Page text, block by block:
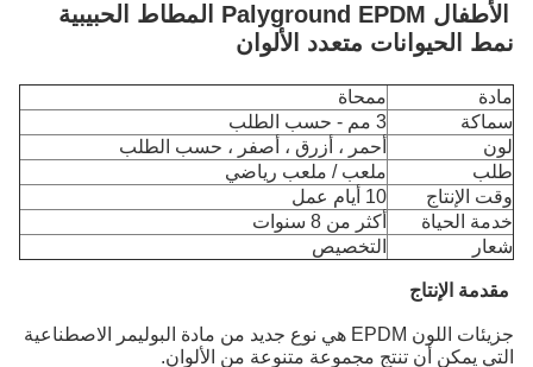
الأطفال Palyground EPDM المطاط الحبيبية
نمط الحيوانات متعدد الألوان
مادة
ممحاة
سماكة
3 مم - حسب الطلب
لون
أحمر ، أزرق ، أصفر ، حسب الطلب
طلب
ملعب / ملعب رياضي
وقت الإنتاج
10 أيام عمل
خدمة الحياة
أكثر من 8 سنوات
شعار
التخصيص
مقدمة الإنتاج
جزيئات اللون EPDM هي نوع جديد من مادة البوليمر الاصطناعية
التي يمكن أن تنتج مجموعة متنوعة من الألوان.